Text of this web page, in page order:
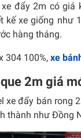
đẩy 2m có giá
kế xe giống
hàng tháng.
304 100%, xe
2m giá
xe đẩy bán rong
thành như Đồng